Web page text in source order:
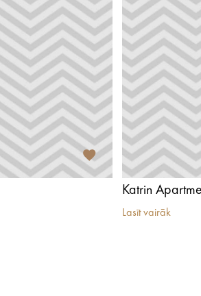
Katrin
Lasīt vairāk